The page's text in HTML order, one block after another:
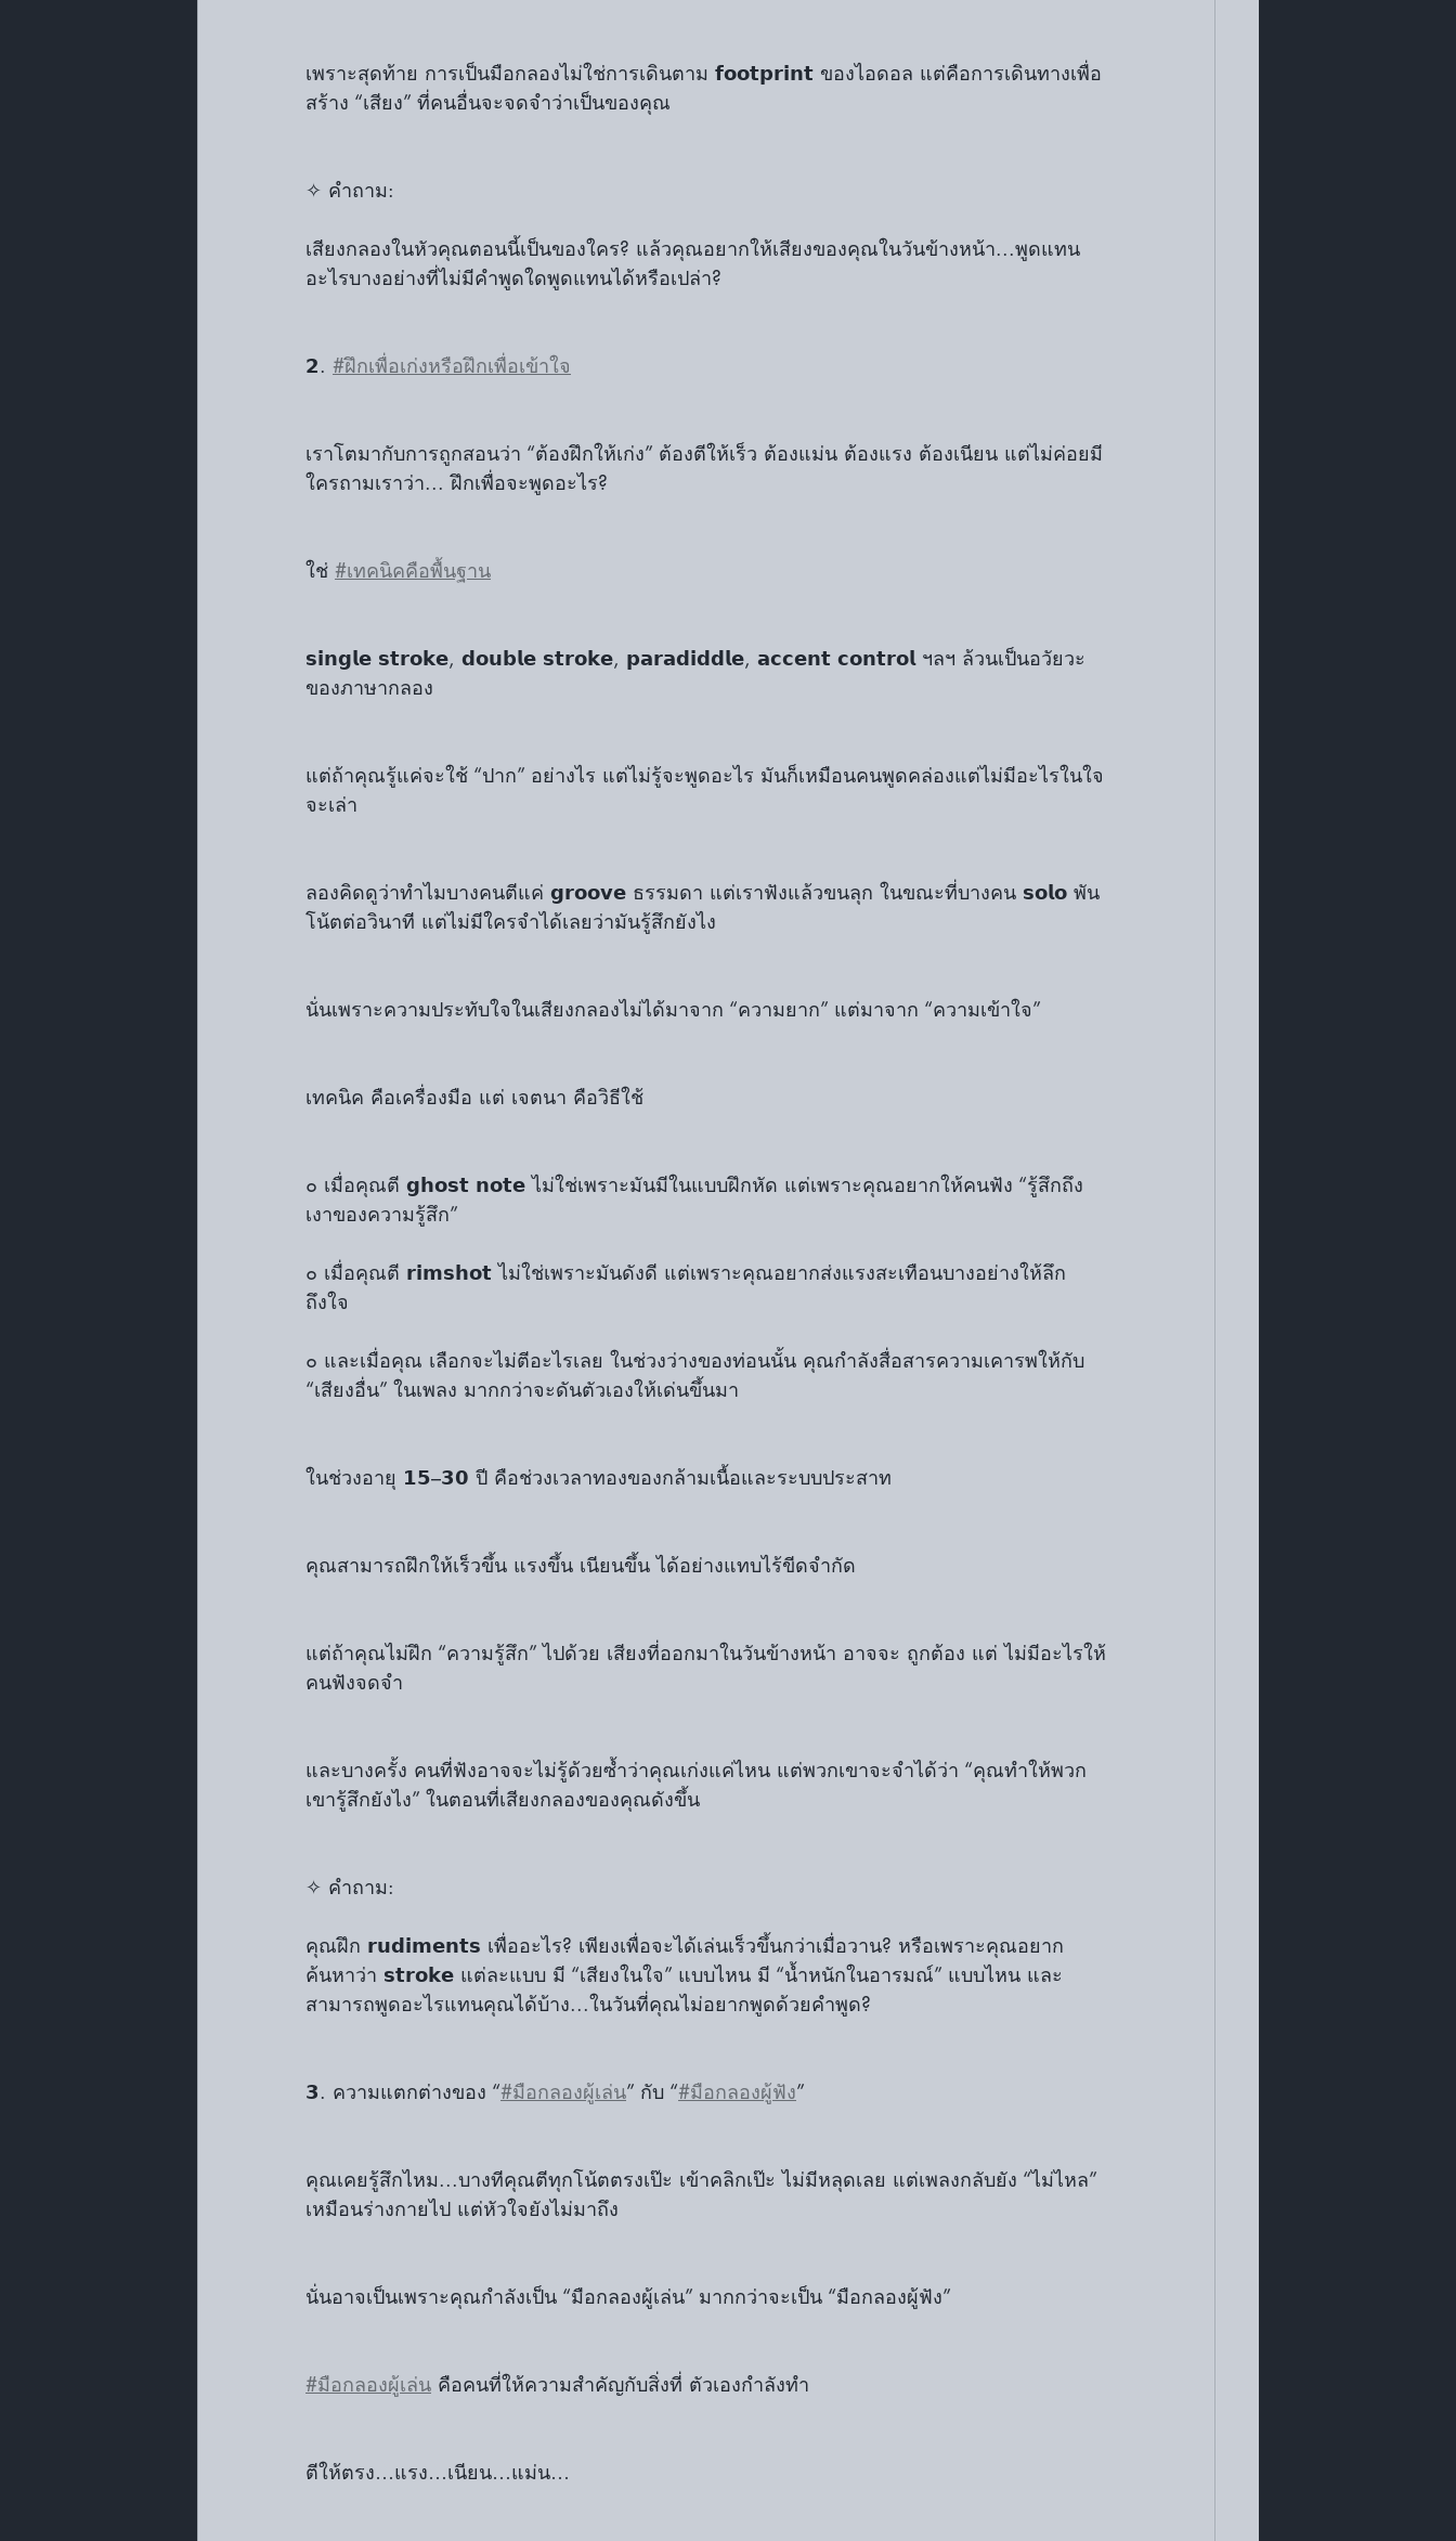
เพราะสุดท้าย การเป็นมือกลองไม่ใช่การเดินตาม 𝗳𝗼𝗼𝘁𝗽𝗿𝗶𝗻𝘁 ของไอดอล แต่คือการเดินทางเพื่อ
สร้าง “เสียง” ที่คนอื่นจะจดจำว่าเป็นของคุณ
✧ คำถาม:
เสียงกลองในหัวคุณตอนนี้เป็นของใคร? แล้วคุณอยากให้เสียงของคุณในวันข้างหน้า...พูดแทน
อะไรบางอย่างที่ไม่มีคำพูดใดพูดแทนได้หรือเปล่า?
𝟮. #ฝึกเพื่อเก่งหรือฝึกเพื่อเข้าใจ
เราโตมากับการถูกสอนว่า “ต้องฝึกให้เก่ง” ต้องตีให้เร็ว ต้องแม่น ต้องแรง ต้องเนียน แต่ไม่ค่อยมี
ใครถามเราว่า... ฝึกเพื่อจะพูดอะไร?
ใช่ #เทคนิคคือพื้นฐาน
𝘀𝗶𝗻𝗴𝗹𝗲 𝘀𝘁𝗿𝗼𝗸𝗲, 𝗱𝗼𝘂𝗯𝗹𝗲 𝘀𝘁𝗿𝗼𝗸𝗲, 𝗽𝗮𝗿𝗮𝗱𝗶𝗱𝗱𝗹𝗲, 𝗮𝗰𝗰𝗲𝗻𝘁 𝗰𝗼𝗻𝘁𝗿𝗼𝗹 ฯลฯ ล้วนเป็นอวัยวะ
ของภาษากลอง
แต่ถ้าคุณรู้แค่จะใช้ “ปาก” อย่างไร แต่ไม่รู้จะพูดอะไร มันก็เหมือนคนพูดคล่องแต่ไม่มีอะไรในใจ
จะเล่า
ลองคิดดูว่าทำไมบางคนตีแค่ 𝗴𝗿𝗼𝗼𝘃𝗲 ธรรมดา แต่เราฟังแล้วขนลุก ในขณะที่บางคน 𝘀𝗼𝗹𝗼 พัน
โน้ตต่อวินาที แต่ไม่มีใครจำได้เลยว่ามันรู้สึกยังไง
นั่นเพราะความประทับใจในเสียงกลองไม่ได้มาจาก “ความยาก” แต่มาจาก “ความเข้าใจ”
เทคนิค คือเครื่องมือ แต่ เจตนา คือวิธีใช้
๐ เมื่อคุณตี 𝗴𝗵𝗼𝘀𝘁 𝗻𝗼𝘁𝗲 ไม่ใช่เพราะมันมีในแบบฝึกหัด แต่เพราะคุณอยากให้คนฟัง “รู้สึกถึง
เงาของความรู้สึก”
๐ เมื่อคุณตี 𝗿𝗶𝗺𝘀𝗵𝗼𝘁 ไม่ใช่เพราะมันดังดี แต่เพราะคุณอยากส่งแรงสะเทือนบางอย่างให้ลึก
ถึงใจ
๐ และเมื่อคุณ เลือกจะไม่ตีอะไรเลย ในช่วงว่างของท่อนนั้น คุณกำลังสื่อสารความเคารพให้กับ
“เสียงอื่น” ในเพลง มากกว่าจะดันตัวเองให้เด่นขึ้นมา
ในช่วงอายุ 𝟭𝟱–𝟯𝟬 ปี คือช่วงเวลาทองของกล้ามเนื้อและระบบประสาท
คุณสามารถฝึกให้เร็วขึ้น แรงขึ้น เนียนขึ้น ได้อย่างแทบไร้ขีดจำกัด
แต่ถ้าคุณไม่ฝึก “ความรู้สึก” ไปด้วย เสียงที่ออกมาในวันข้างหน้า อาจจะ ถูกต้อง แต่ ไม่มีอะไรให้
คนฟังจดจำ
และบางครั้ง คนที่ฟังอาจจะไม่รู้ด้วยซ้ำว่าคุณเก่งแค่ไหน แต่พวกเขาจะจำได้ว่า “คุณทำให้พวก
เขารู้สึกยังไง” ในตอนที่เสียงกลองของคุณดังขึ้น
✧ คำถาม:
คุณฝึก 𝗿𝘂𝗱𝗶𝗺𝗲𝗻𝘁𝘀 เพื่ออะไร? เพียงเพื่อจะได้เล่นเร็วขึ้นกว่าเมื่อวาน? หรือเพราะคุณอยาก
ค้นหาว่า 𝘀𝘁𝗿𝗼𝗸𝗲 แต่ละแบบ มี “เสียงในใจ” แบบไหน มี “น้ำหนักในอารมณ์” แบบไหน และ
สามารถพูดอะไรแทนคุณได้บ้าง...ในวันที่คุณไม่อยากพูดด้วยคำพูด?
𝟯. ความแตกต่างของ “#มือกลองผู้เล่น” กับ “#มือกลองผู้ฟัง”
คุณเคยรู้สึกไหม...บางทีคุณตีทุกโน้ตตรงเป๊ะ เข้าคลิกเป๊ะ ไม่มีหลุดเลย แต่เพลงกลับยัง “ไม่ไหล”
เหมือนร่างกายไป แต่หัวใจยังไม่มาถึง
นั่นอาจเป็นเพราะคุณกำลังเป็น “มือกลองผู้เล่น” มากกว่าจะเป็น “มือกลองผู้ฟัง”
#มือกลองผู้เล่น คือคนที่ให้ความสำคัญกับสิ่งที่ ตัวเองกำลังทำ
ตีให้ตรง…แรง…เนียน…แม่น…